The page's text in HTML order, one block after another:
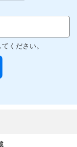
ください。